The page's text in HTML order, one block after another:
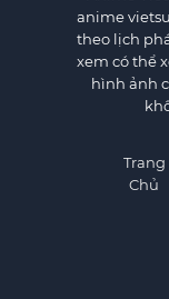
anime
theo lịch
xem có thể
hình ảnh
Trang
Chủ